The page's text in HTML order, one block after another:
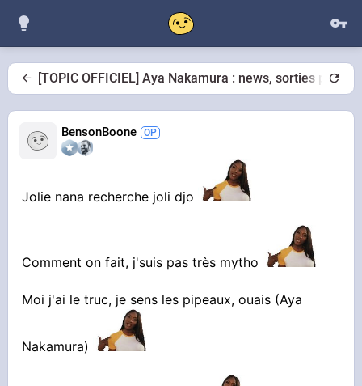
[TOPIC OFFICIEL] Aya Nakamura : news, sorties
BensonBoone
Jolie nana recherche joli djo
Comment on fait, j'suis pas très mytho
Moi j'ai le truc, je sens les pipeaux, ouais (Aya
Nakamura)